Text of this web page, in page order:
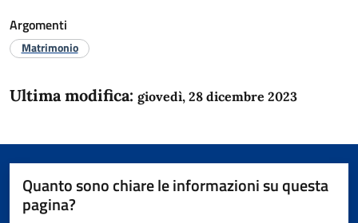
Argomenti
Matrimonio
Ultima modifica: giovedì, 28 dicembre 2023
Quanto sono chiare le informazioni su questa
pagina?